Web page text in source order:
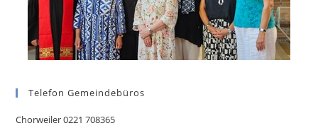
Telefon Gemeindebüros
Chorweiler 0221 708365